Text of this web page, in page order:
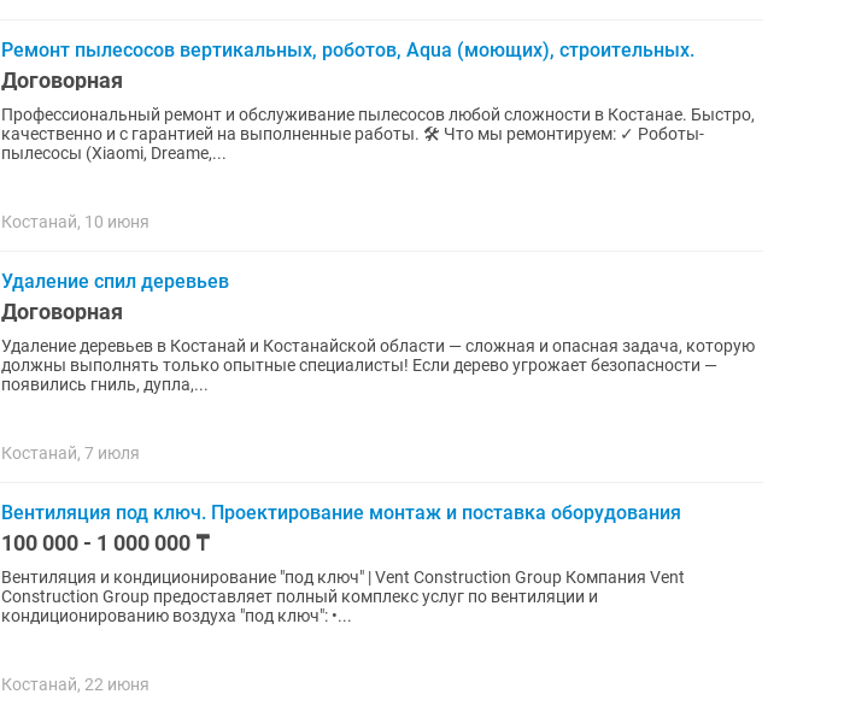
Ремонт пылесосов вертикальных, роботов, Aqua (моющих), строительных.
Договорная
Профессиональный ремонт и обслуживание пылесосов любой сложности в Костанае. Быстро,
качественно и с гарантией на выполненные работы. 🛠 Что мы ремонтируем: ✓ Роботы-
пылесосы (Xiaomi, Dreame,...
Костанай, 10 июня
Удаление спил деревьев
Договорная
Удаление деревьев в Костанай и Костанайской области — сложная и опасная задача, которую
должны выполнять только опытные специалисты! Если дерево угрожает безопасности —
появились гниль, дупла,...
Костанай, 7 июля
Вентиляция под ключ. Проектирование монтаж и поставка оборудования
100 000 - 1 000 000 ₸
Вентиляция и кондиционирование "под ключ" | Vent Construction Group Компания Vent
Construction Group предоставляет полный комплекс услуг по вентиляции и
кондиционированию воздуха "под ключ": •...
Костанай, 22 июня